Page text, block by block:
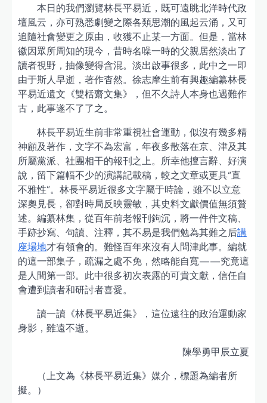
本日的我們瀏覽林長平易近，既可遠眺北洋時代政
壇風云，亦可熟悉劇變之際各類思潮的風起云涌，又可
追隨社會變更之原由，收獲不止某一方面。但是，當林
徽因眾所周知的現今，昔時名噪一時的父親居然淡出了
讀者視野，抽像變得含混。淡出啟事很多，此中之一即
由于斯人早逝，著作杳然。徐志摩生前有興趣編纂林長
平易近遺文《雙栝齋文集》，但不久詩人本身也遇難作
古，此事遂不了了之。
林長平易近生前非常重視社會運動，似沒有幾多精
神顧及著作，文字不為宏富，年夜多散落在京、津及其
所屬黨派、社團相干的報刊之上。所幸他擅言辭、好演
說，留下篇幅不少的演講記載稿，較之文章或更具“直
不雅性”。林長平易近很多文字屬于時論，雖不以立意
深奧見長，卻對時局反映靈敏，其史料文獻價值無須贅
述。編纂林集，從百年前老報刊鉤沉，將一件件文稿、
手跡抄寫、句讀、注釋，其不易是我們勉為其難之后講
座場地才有領會的。難怪百年來沒有人問津此事。編就
的這一部集子，疏漏之處不免，然略能自寬——究竟這
是人間第一部。此中很多初次表露的可貴文獻，信任自
會遭到讀者和研討者喜愛。
讀一讀《林長平易近集》，這位遠往的政治運動家
身影，雖遠不逝。
陳學勇甲辰立夏
（上文為《林長平易近集》媒介，標題為編者所
擬。）